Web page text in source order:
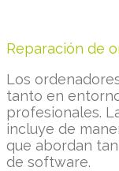
Reparación de
Los
tanto en
profesionales.
incluye de
que abordan
de software.